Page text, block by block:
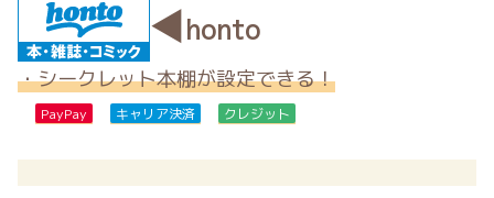
◀honto
・シークレット本棚が設定できる！
PayPay キャリア決済 クレジット